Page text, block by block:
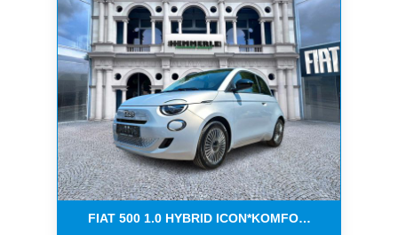
FIAT 500 1.0 HYBRID ICON*KOMFORT